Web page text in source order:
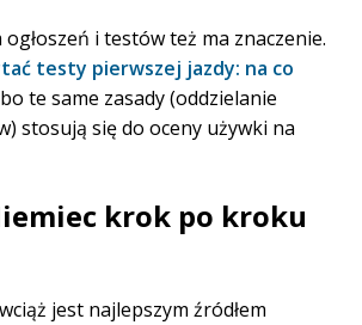
i testów też ma znaczenie.
testy pierwszej jazdy: na co
te same zasady (oddzielanie
stosują się do oceny używki na
krok po kroku
jest najlepszym źródłem